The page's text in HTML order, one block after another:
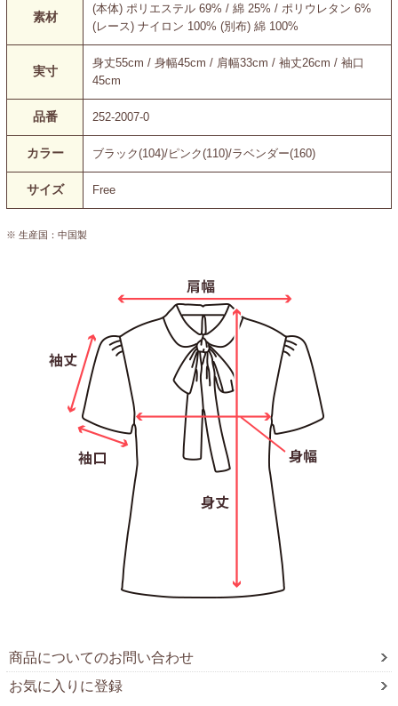
素材
(本体) ポリエステル 69% / 綿 25% / ポリウレタン 6%
(レース) ナイロン 100% (別布) 綿 100%
実寸
身丈55cm / 身幅45cm / 肩幅33cm / 袖丈26cm / 袖口
45cm
品番 252-2007-0
カラー ブラック(104)/ピンク(110)/ラベンダー(160)
サイズ Free
※ 生産国：中国製
商品についてのお問い合わせ
お気に入りに登録